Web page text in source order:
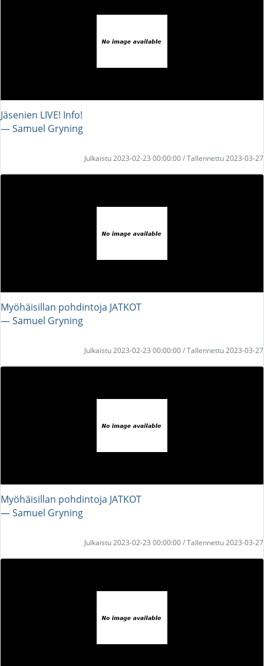
Jäsenien LIVE! Info!
― Samuel Gryning
Julkaistu 2023-02-23 00:00:00 / Tallennettu 2023-03-27
Myöhäisillan pohdintoja JATKOT
― Samuel Gryning
Julkaistu 2023-02-23 00:00:00 / Tallennettu 2023-03-27
Myöhäisillan pohdintoja JATKOT
― Samuel Gryning
Julkaistu 2023-02-23 00:00:00 / Tallennettu 2023-03-27